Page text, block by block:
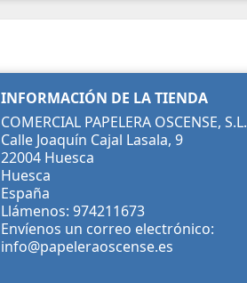
INFORMACIÓN DE LA TIENDA
COMERCIAL PAPELERA OSCENSE, S.L.
Calle Joaquín Cajal Lasala, 9
22004 Huesca
Huesca
España
Llámenos: 974211673
Envíenos un correo electrónico:
info@papeleraoscense.es